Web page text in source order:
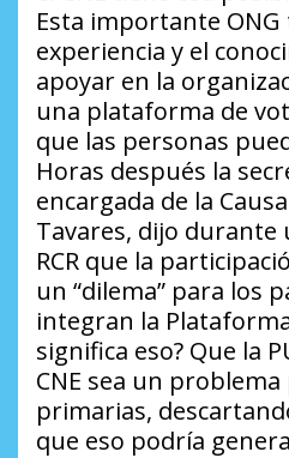
Esta importante ONG
experiencia y el
apoyar en la
una plataforma de
que las personas
Horas después la
encargada de la
Tavares, dijo
RCR que la
un “dilema” para los
integran la
significa eso? Que la
CNE sea un
primarias,
que eso podría